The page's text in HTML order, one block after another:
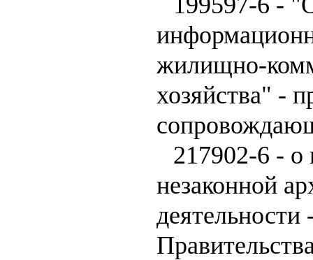
жилищно-
хозяйства" -
217902-6 - о
незаконной
деятельности